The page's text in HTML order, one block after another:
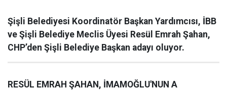
Şişli Belediyesi Koordinatör Başkan Yardımcısı, İBB
ve Şişli Belediye Meclis Üyesi Resül Emrah Şahan,
CHP’den Şişli Belediye Başkan adayı oluyor.
RESÜL EMRAH ŞAHAN, İMAMOĞLU'NUN A